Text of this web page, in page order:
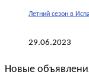
Летний сезон в
29.06.2023
Новые